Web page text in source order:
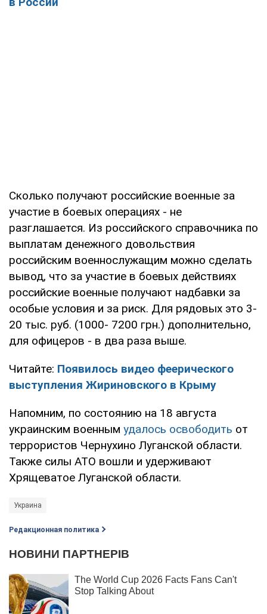
Сколько получают российские военные за
участие в боевых операциях - не
разглашается. Из российского справочника по
выплатам денежного довольствия
российским военнослужащим можно сделать
вывод, что за участие в боевых действиях
российские военные получают надбавки за
особые условия и за риск. Для рядовых это 3-
20 тыс. руб. (1000- 7200 грн.) дополнительно,
для офицеров - в два раза выше.
Читайте: Появилось видео феерического
выступления Жириновского в Крыму
Напомним, по состоянию на 18 августа
украинским военным удалось освободить от
террористов Чернухино Луганской области.
Также силы АТО вошли и удерживают
Хрящеватое Луганской области.
Украина
Редакционная политика